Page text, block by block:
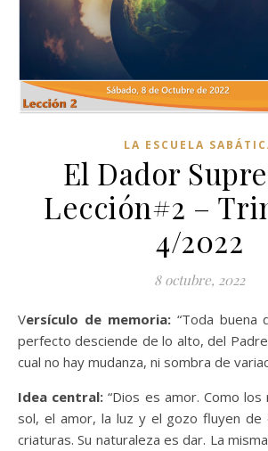
LA ESCUELA
El Dador
Lección#2 –
4/2022
8 octubre, 2022
Versículo de memoria:“Toda buena
perfecto desciende de lo alto, del
cual no hay mudanza, ni sombra de
Idea central: “Dios es amor. Como
sol, el amor, la luz y el gozo fluyen de
criaturas. Su naturaleza es dar. La